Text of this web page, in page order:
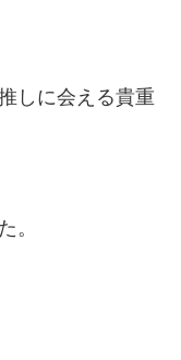
しに会える貴重
。